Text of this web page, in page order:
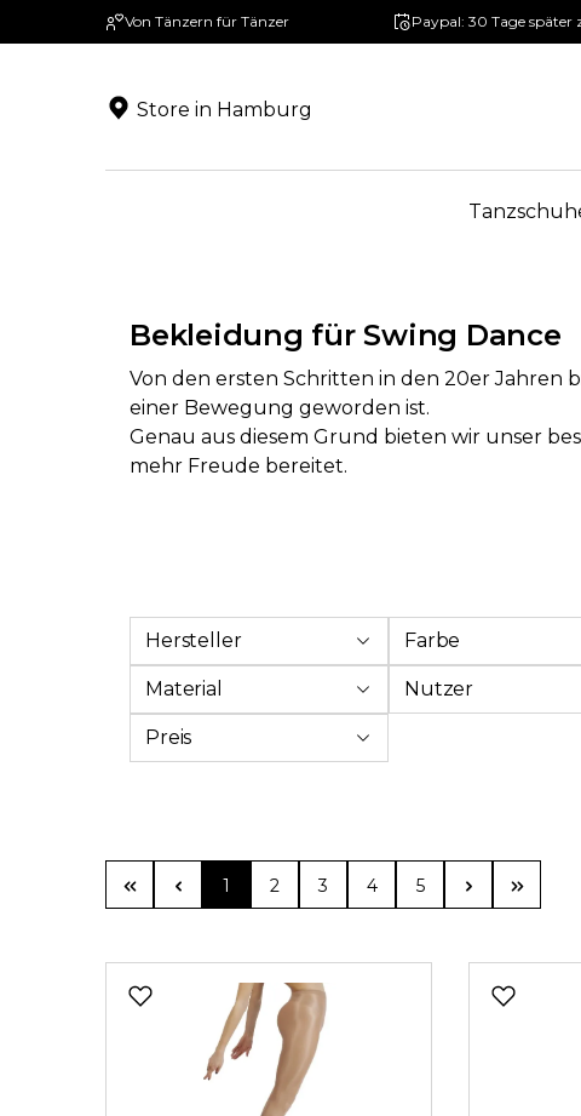
Zur Hauptnavigation springen
Von Tänzern für Tänzer Paypal: 30 Tage später
Store in Hamburg
Bekleidung für Swing Dance
Von den ersten Schritten in den 20er Jahren
einer Bewegung geworden ist.
Genau aus diesem Grund bieten wir unser
mehr Freude bereitet.
Hersteller Farbe
Material Nutzer
Preis
Seite
1 Seite
2 Seite
3 Seite
4 Seite
5